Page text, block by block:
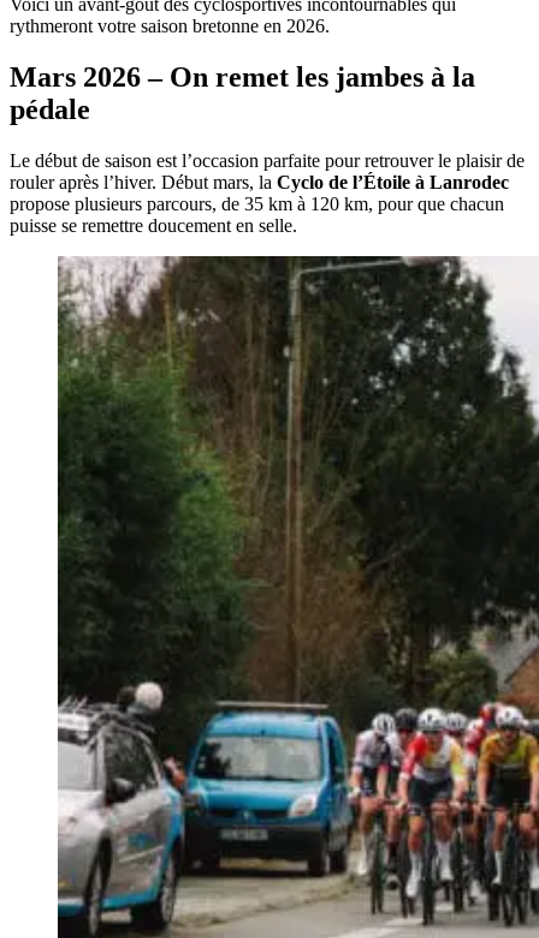
rythmeront votre saison bretonne en 2026.
Mars 2026 – On remet les jambes à la
pédale
Le début de saison est l’occasion parfaite pour retrouver le plaisir de
rouler après l’hiver. Début mars, la Cyclo de l’Étoile à Lanrodec
propose plusieurs parcours, de 35 km à 120 km, pour que chacun
puisse se remettre doucement en selle.